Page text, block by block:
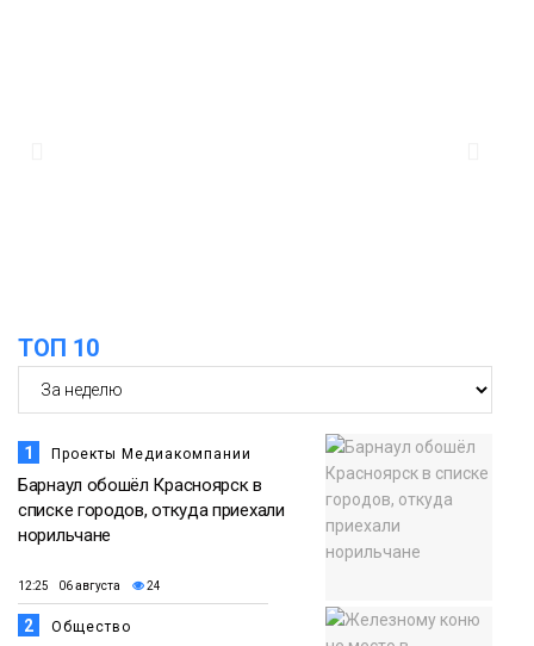
ТОП 10
1 Проекты Медиакомпании
Барнаул обошёл Красноярск в
списке городов, откуда приехали
норильчане
12:25 06 августа 24
2 Общество